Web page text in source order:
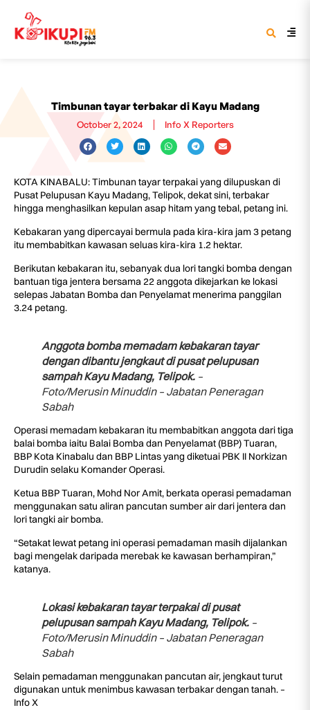
Timbunan tayar terbakar di Kayu Madang
October 2, 2024 Info X Reporters
KOTA KINABALU: Timbunan tayar terpakai yang dilupuskan di
Pusat Pelupusan Kayu Madang, Telipok, dekat sini, terbakar
hingga menghasilkan kepulan asap hitam yang tebal, petang ini.
Kebakaran yang dipercayai bermula pada kira-kira jam 3 petang
itu membabitkan kawasan seluas kira-kira 1.2 hektar.
Berikutan kebakaran itu, sebanyak dua lori tangki bomba dengan
bantuan tiga jentera bersama 22 anggota dikejarkan ke lokasi
selepas Jabatan Bomba dan Penyelamat menerima panggilan
3.24 petang.
Anggota bomba memadam kebakaran tayar
dengan dibantu jengkaut di pusat pelupusan
sampah Kayu Madang, Telipok. –
Foto/Merusin Minuddin – Jabatan Peneragan
Sabah
Operasi memadam kebakaran itu membabitkan anggota dari tiga
balai bomba iaitu Balai Bomba dan Penyelamat (BBP) Tuaran,
BBP Kota Kinabalu dan BBP Lintas yang diketuai PBK II Norkizan
Durudin selaku Komander Operasi.
Ketua BBP Tuaran, Mohd Nor Amit, berkata operasi pemadaman
menggunakan satu aliran pancutan sumber air dari jentera dan
lori tangki air bomba.
“Setakat lewat petang ini operasi pemadaman masih dijalankan
bagi mengelak daripada merebak ke kawasan berhampiran,”
katanya.
Lokasi kebakaran tayar terpakai di pusat
pelupusan sampah Kayu Madang, Telipok. –
Foto/Merusin Minuddin – Jabatan Peneragan
Sabah
Selain pemadaman menggunakan pancutan air, jengkaut turut
digunakan untuk menimbus kawasan terbakar dengan tanah. –
Info X